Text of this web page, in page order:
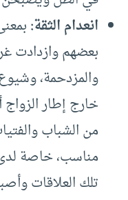
انعدام الثقة:
بعضهم وازدادت
والمزدحمة،
خارج إطار الزواج
من الشباب
مناسب، خاصة
تلك العلاقات